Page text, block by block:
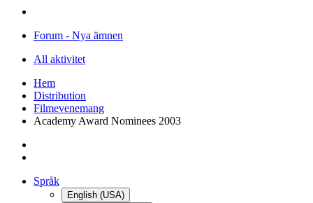
Forum - Nya ämnen
All aktivitet
Hem
Distribution
Filmevenemang
Academy Award Nominees 2003
Språk
English (USA)